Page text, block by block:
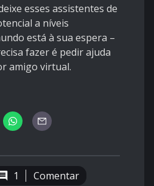
esses assistentes de
a níveis
está à sua espera –
fazer é pedir ajuda
amigo virtual.
1 Comentar